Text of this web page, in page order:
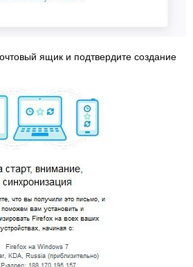
ящик и подтвердите создание